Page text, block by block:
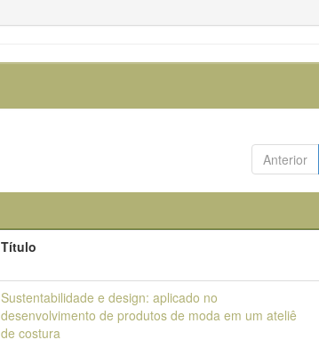
Anterior
Título
Sustentabilidade e design: aplicado no
desenvolvimento de produtos de moda em um ateliê
de costura